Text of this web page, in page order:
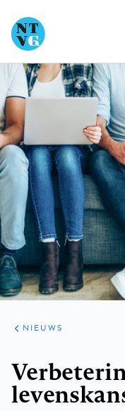
ARTIKELEN
HET
KORT
NIEUWS